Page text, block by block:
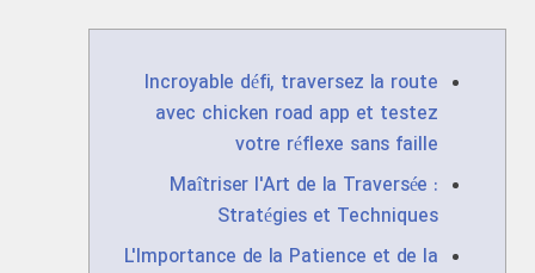
Incroyable défi, traversez la route
avec chicken road app et testez
votre réflexe sans faille
Maîtriser l'Art de la Traversée :
Stratégies et Techniques
L'Importance de la Patience et de la